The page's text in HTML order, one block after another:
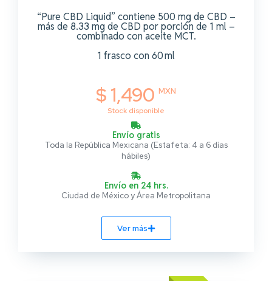
“Pure CBD Liquid” contiene 500 mg de CBD –
más de 8.33 mg de CBD por porción de 1 ml –
combinado con aceite MCT.
1 frasco con 60 ml
$ 1,490 MXN
Stock disponible
Envío gratis
Toda la República Mexicana (Estafeta: 4 a 6 días
hábiles)
Envío en 24 hrs.
Ciudad de México y Área Metropolitana
Ver más